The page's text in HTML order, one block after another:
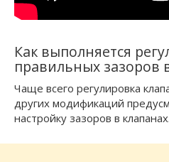
Как выполняется
правильных зазоров
Чаще всего регулировка
других модификаций
настройку зазоров в клапанах.